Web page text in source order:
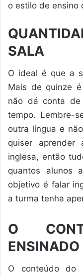
o estilo de ensino
SALA
O ideal é que a
Mais de quinze
não dá conta de
tempo. Lembre-
outra língua e
quiser aprender
inglesa, então
quantos alunos
objetivo é falar
a turma tenha
O
ENSINADO
O conteúdo do